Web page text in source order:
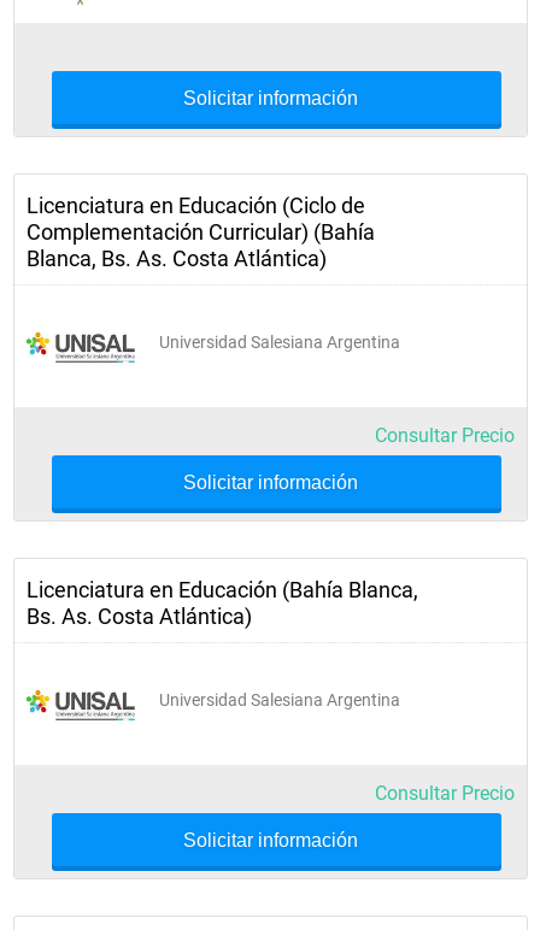
Solicitar información
Licenciatura en Educación (Ciclo de
Complementación Curricular) (Bahía
Blanca, Bs. As. Costa Atlántica)
Universidad Salesiana Argentina
Consultar Precio
Solicitar información
Licenciatura en Educación (Bahía Blanca,
Bs. As. Costa Atlántica)
Universidad Salesiana Argentina
Consultar Precio
Solicitar información